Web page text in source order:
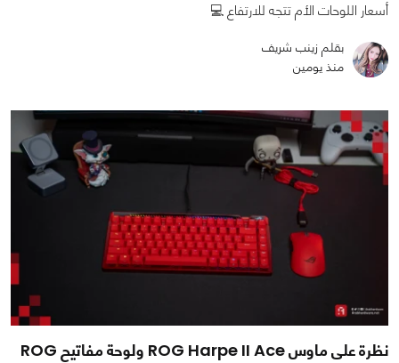
أسعار اللوحات الأم تتجه للارتفاع 💻
بقلم زينب شريف
منذ يومين
نظرة على ماوس ROG Harpe II Ace ولوحة مفاتيح ROG